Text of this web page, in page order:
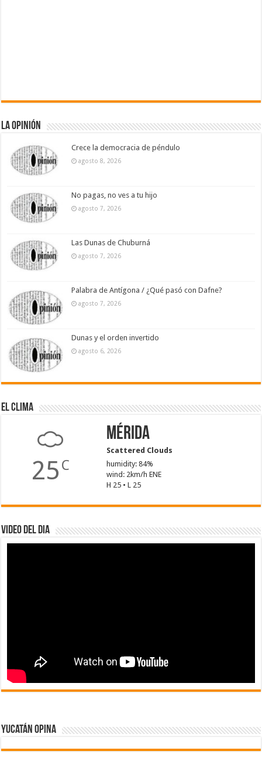
La Opinión
Crece la democracia de péndulo
agosto 8, 2026
No pagas, no ves a tu hijo
agosto 7, 2026
Las Dunas de Chuburná
agosto 7, 2026
Palabra de Antígona / ¿Qué pasó con Dafne?
agosto 7, 2026
Dunas y el orden invertido
agosto 6, 2026
El Clima
25 C
Mérida
Scattered Clouds
humidity: 84%
wind: 2km/h ENE
H 25 • L 25
Video del dia
Yucatán Opina